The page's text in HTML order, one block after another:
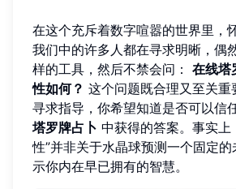
在这个充斥着数字喧嚣的世界里，
我们中的许多人都在寻求明晰，偶
样的工具，然后不禁会问： 在线塔
性如何？ 这个问题既合理又至关重
寻求指导，你希望知道是否可以信
塔罗牌占卜 中获得的答案。事实上
性”并非关于水晶球预测一个固定
示你内在早已拥有的智慧。